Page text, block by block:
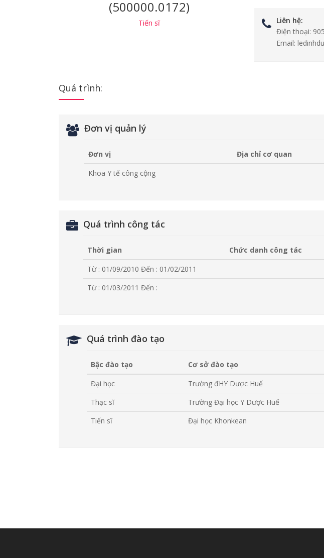
(500000.0172)
Tiến sĩ
Liên hệ:
Điện thoại:
Email:
Quá trình:
Đơn vị quản lý
Đơn vị Địa chỉ cơ quan
Khoa Y tế công cộng
Quá trình công tác
Thời gian Chức danh công tác
Từ : 01/09/2010 Đến : 01/02/2011
Từ : 01/03/2011 Đến :
Quá trình đào tạo
Bậc đào tạo Cơ sở đào tạo
Đại học
Trường đHY Dược Huế
Thạc sĩ
Trường Đại học Y Dược Huế
Tiến sĩ
Đại học Khonkean